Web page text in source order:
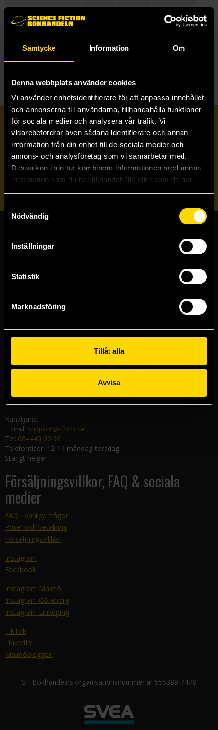
Samtycke Information Om
Denna webbplats använder cookies
Vi använder enhetsidentifierare för att anpassa innehållet
och annonserna till användarna, tillhandahålla funktioner
för sociala medier och analysera vår trafik. Vi
vidarebefordrar även sådana identifierare och annan
information från din enhet till de sociala medier och
annons- och analysföretag som vi samarbetar med.
Dessa kan i sin tur kombinera informationen med annan
information som du har tillhandahållit eller som de har
Nödvändig
Inställningar
Statistik
Marknadsföring
Tillåt alla
Avvisa
KORTROMAN
LÄROBOK
NOVELL
SAMLINGSVOLYM
TECKNA & MÅLA TECKNAD SERIE
Prenumerera på vårt nyhetsbrev
Veckobrevet
Skicka
Butiker & kundtjänst
Västerlånggatan 48
Göteborgsbutiken
Kungsgatan 19
Malmöbutiken
582 19 Linköping
Kundtjänst
E-mail: support@sfbok.se
Tel: 08–440 00 66
Telefontider: 12-14 måndag-torsdag
Stängt helger
Försäljningsvillkor, FAQ & sociala
medier
FAQ - vanliga frågor
Priser och betalning
Försäljningsvillkor
Instagram
Facebook
Instagram Malmö
Instagram Göteborg
Instagram Linköping
TikTok
LinkedIn
Malmöbloggen
SF-Bokhandelns organisationsnummer är 556389-7478